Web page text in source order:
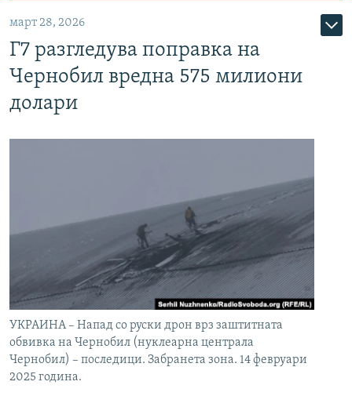
март 28, 2026
Г7 разгледува поправка на
Чернобил вредна 575 милиони
долари
УКРАИНА – Напад со руски дрон врз заштитната
обвивка на Чернобил (нуклеарна централа
Чернобил) – последици. Забранета зона. 14 февруари
2025 година.